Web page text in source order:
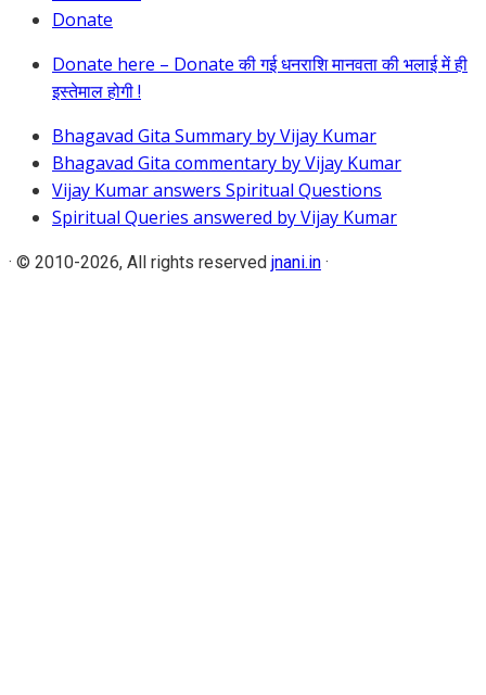
Donate
Donate here – Donate की गई धनराशि मानवता की भलाई में ही
इस्तेमाल होगी !
Bhagavad Gita Summary by Vijay Kumar
Bhagavad Gita commentary by Vijay Kumar
Vijay Kumar answers Spiritual Questions
Spiritual Queries answered by Vijay Kumar
· © 2010-2026, All rights reserved jnani.in ·